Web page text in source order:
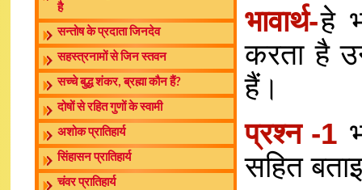
है
सन्तोष के प्रदाता जिनदेव
सहस्त्रनामों से जिन स्तवन
सच्चे बुद्ध शंकर, ब्रह्मा कौन हैं?
दोषों से रहित गुणों के स्वामी
अशोक प्रातिहार्य
सिंहासन प्रातिहार्य
चंवर प्रातिहार्य
भावार्थ-हे
करता है
हैं।
प्रश्न -1
सहित